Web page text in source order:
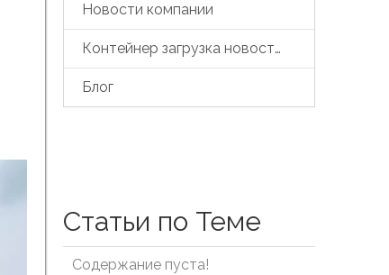
Новости компании
Контейнер загрузка новостей
Блог
Статьи по Теме
Содержание пуста!